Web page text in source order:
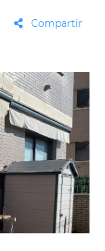
Compartir